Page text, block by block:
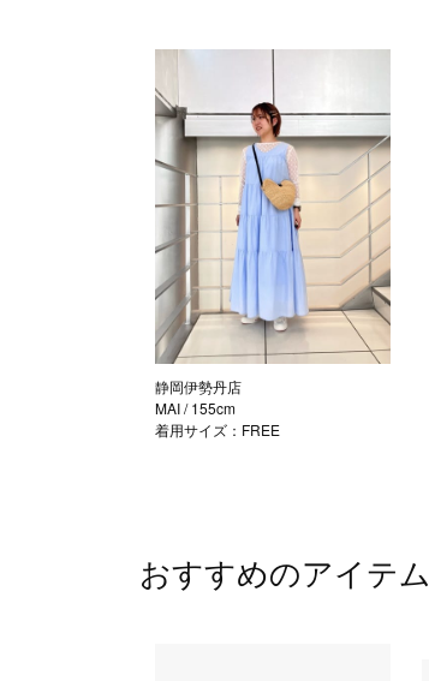
静岡伊勢丹店
MAI/ 155cm
着用サイズ：FREE
おすすめのアイテム